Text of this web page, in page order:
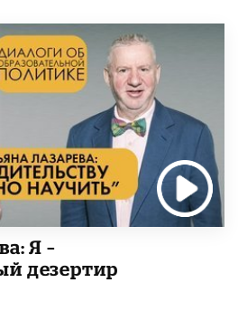
Я –
дезертир